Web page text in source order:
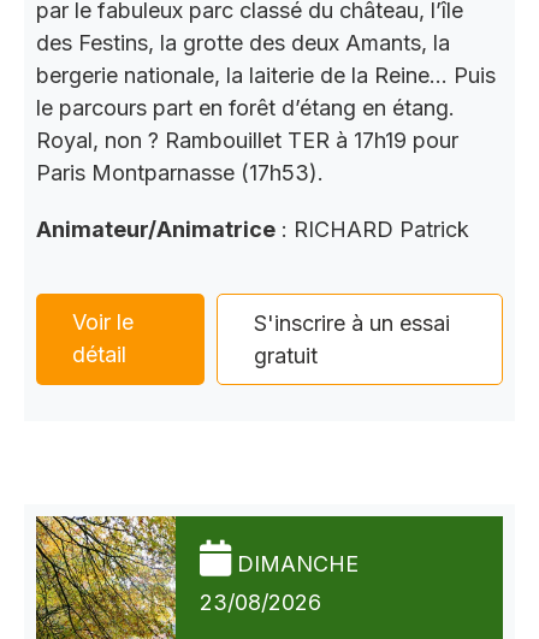
par le fabuleux parc classé du château, l’île
des Festins, la grotte des deux Amants, la
bergerie nationale, la laiterie de la Reine… Puis
le parcours part en forêt d’étang en étang.
Royal, non ? Rambouillet TER à 17h19 pour
Paris Montparnasse (17h53).
Animateur/Animatrice : RICHARD Patrick
Voir le
détail
S'inscrire à un essai
gratuit
DIMANCHE
23/08/2026